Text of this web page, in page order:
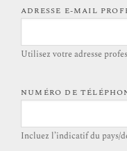
ADRESSE E-MAIL
Utilisez votre adresse
NUMÉRO DE
Incluez l’indicatif du pays/